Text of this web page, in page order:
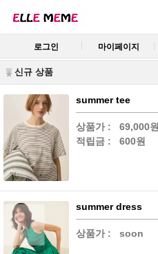
로그인 마이페이지
신규 상품
summer tee
상품가 :
69,000원
적립금 :
600원
summer dress
상품가 : soon